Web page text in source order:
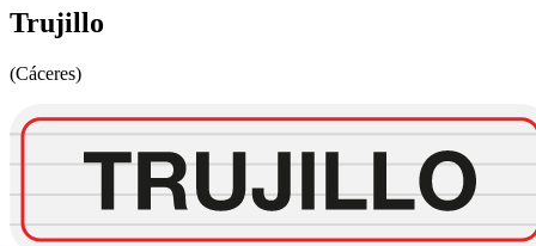
Trujillo
(Cáceres)